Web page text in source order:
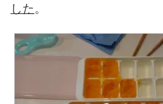
した 。